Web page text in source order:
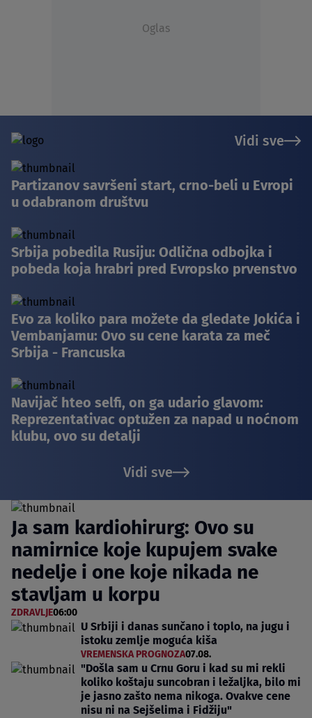
Oglas
Vidi sve
Partizanov savršeni start, crno-beli u Evropi
u odabranom društvu
Srbija pobedila Rusiju: Odlična odbojka i
pobeda koja hrabri pred Evropsko prvenstvo
Evo za koliko para možete da gledate Jokića i
Vembanjamu: Ovo su cene karata za meč
Srbija - Francuska
Navijač hteo selfi, on ga udario glavom:
Reprezentativac optužen za napad u noćnom
klubu, ovo su detalji
Vidi sve
Ja sam kardiohirurg: Ovo su
namirnice koje kupujem svake
nedelje i one koje nikada ne
stavljam u korpu
ZDRAVLJE06:00
U Srbiji i danas sunčano i toplo, na jugu i
istoku zemlje moguća kiša
VREMENSKA PROGNOZA07.08.
"Došla sam u Crnu Goru i kad su mi rekli
koliko koštaju suncobran i ležaljka, bilo mi
je jasno zašto nema nikoga. Ovakve cene
nisu ni na Sejšelima i Fidžiju"